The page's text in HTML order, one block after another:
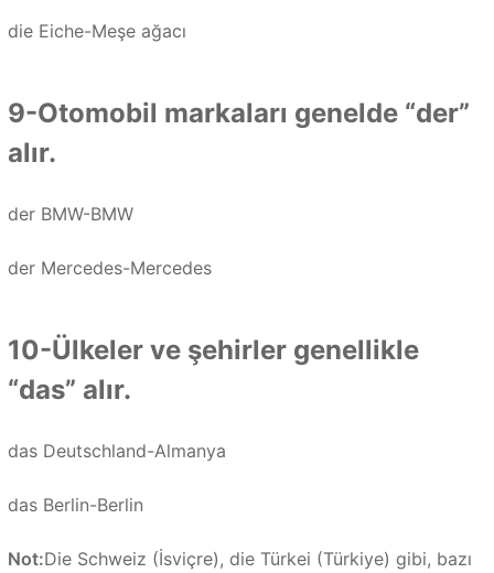
die Eiche-Meşe ağacı
9-Otomobil markaları genelde “der”
alır.
der BMW-BMW
der Mercedes-Mercedes
10-Ülkeler ve şehirler genellikle
“das” alır.
das Deutschland-Almanya
das Berlin-Berlin
Not:Die Schweiz (İsviçre), die Türkei (Türkiye) gibi, bazı